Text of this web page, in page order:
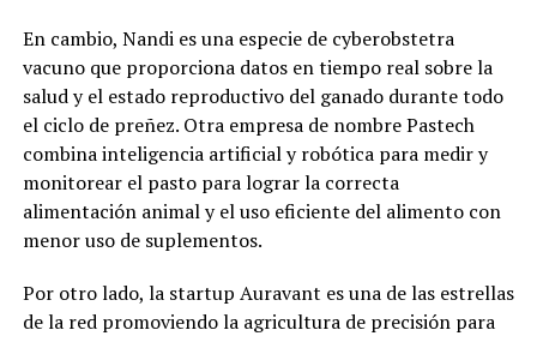
En cambio, Nandi es una especie de cyberobstetra
vacuno que proporciona datos en tiempo real sobre la
salud y el estado reproductivo del ganado durante todo
el ciclo de preñez. Otra empresa de nombre Pastech
combina inteligencia artificial y robótica para medir y
monitorear el pasto para lograr la correcta
alimentación animal y el uso eficiente del alimento con
menor uso de suplementos.
Por otro lado, la startup Auravant es una de las estrellas
de la red promoviendo la agricultura de precisión para